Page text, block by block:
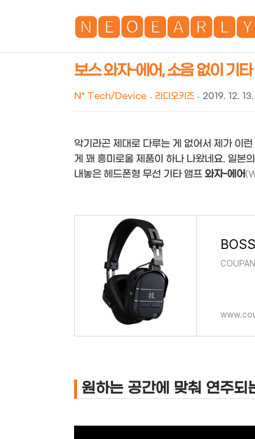
보스 와자-에어, 소음 없이 기
N* Tech/Device 라디오키즈 2019. 12.
악기라곤 제대로 다루는 게 없어서 제가 이
게 꽤 흥미로울 제품이 하나 나왔네요. 일본
내놓은 헤드폰형 무선 기타 앰프 와자-에어
원하는 공간에 맞춰 연주